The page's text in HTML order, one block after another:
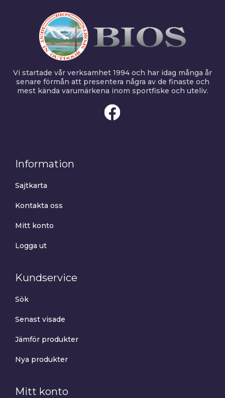
Vi startade vår verksamhet 1994 och har idag många år
senare förmån att presentera några av de finaste och
mest kända varumärkena inom sportfiske och uteliv.
Information
Sajtkarta
Kontakta oss
Mitt konto
Logga ut
Kundservice
Sök
Senast visade
Jämför produkter
Nya produkter
Mitt konto